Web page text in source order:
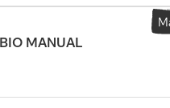
Osovina 1: upravljiva; profil
50%; ogibljenje: vazdušno
masa: 26.000 kg Maksimalna
MANUAL